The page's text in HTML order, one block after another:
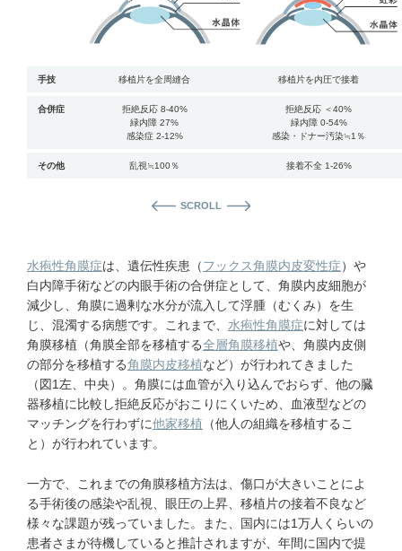
手技 移植片を全周縫合 移植片を内圧で接着
合併症
拒絶反応 8-40%
緑内障 27%
感染症 2-12%
拒絶反応 ＜40%
緑内障 0-54%
感染・ドナー汚染≒1％
その他 乱視≒100％ 接着不全 1-26%
SCROLL
水疱性角膜症は、遺伝性疾患（フックス角膜内皮変性症）や
白内障手術などの内眼手術の合併症として、角膜内皮細胞が
減少し、角膜に過剰な水分が流入して浮腫（むくみ）を生
じ、混濁する病態です。これまで、 水疱性角膜症に対しては
角膜移植（角膜全部を移植する全層角膜移植や、角膜内皮側
の部分を移植する角膜内皮移植など）が行われてきました
（図1左、中央）。角膜には血管が入り込んでおらず、他の臓
器移植に比較し拒絶反応がおこりにくいため、血液型などの
マッチングを行わずに他家移植 （他人の組織を移植するこ
と）が行われています。
一方で、これまでの角膜移植方法は、傷口が大きいことによ
る手術後の感染や乱視、眼圧の上昇、移植片の接着不良など
様々な課題が残っていました。また、国内には1万人くらいの
患者さまが待機していると推計されますが、年間に国内で提